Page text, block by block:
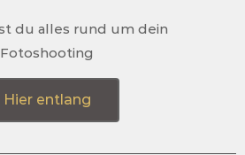
du alles rund um dein
Fotoshooting
Hier entlang